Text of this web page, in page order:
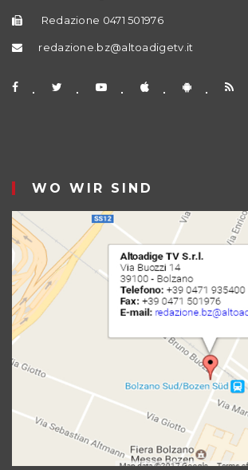
Redazione 0471 501976
redazione.bz@altoadigetv.it
WO WIR SIND